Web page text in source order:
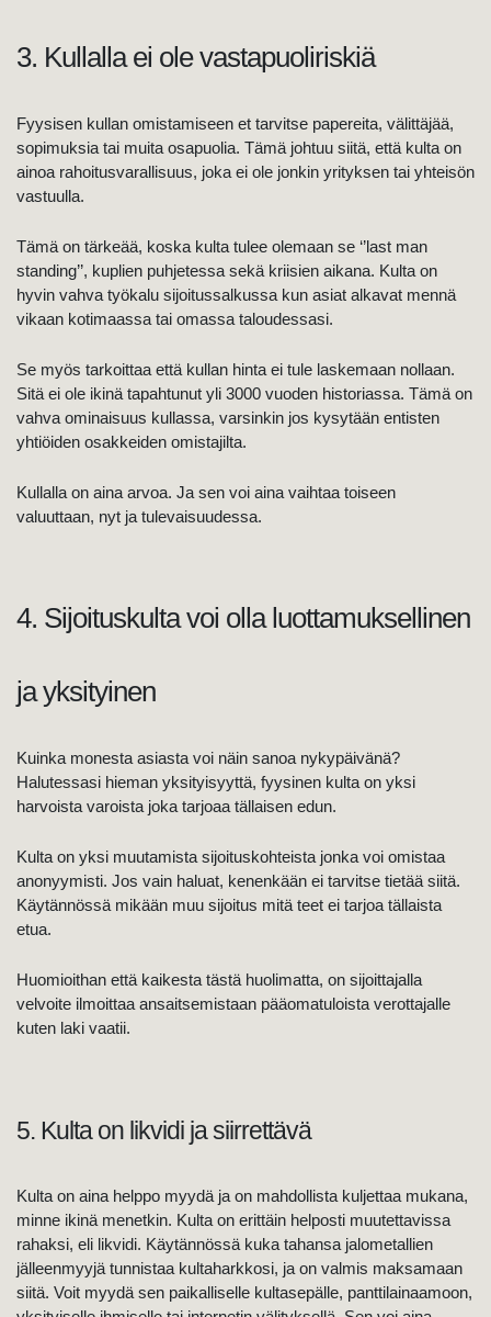
3. Kullalla ei ole vastapuoliriskiä
Fyysisen kullan omistamiseen et tarvitse papereita, välittäjää,
sopimuksia tai muita osapuolia. Tämä johtuu siitä, että kulta on
ainoa rahoitusvarallisuus, joka ei ole jonkin yrityksen tai yhteisön
vastuulla.
Tämä on tärkeää, koska kulta tulee olemaan se ‘’last man
standing’’, kuplien puhjetessa sekä kriisien aikana. Kulta on
hyvin vahva työkalu sijoitussalkussa kun asiat alkavat mennä
vikaan kotimaassa tai omassa taloudessasi.
Se myös tarkoittaa että kullan hinta ei tule laskemaan nollaan.
Sitä ei ole ikinä tapahtunut yli 3000 vuoden historiassa. Tämä on
vahva ominaisuus kullassa, varsinkin jos kysytään entisten
yhtiöiden osakkeiden omistajilta.
Kullalla on aina arvoa. Ja sen voi aina vaihtaa toiseen
valuuttaan, nyt ja tulevaisuudessa.
4. Sijoituskulta voi olla luottamuksellinen
ja yksityinen
Kuinka monesta asiasta voi näin sanoa nykypäivänä?
Halutessasi hieman yksityisyyttä, fyysinen kulta on yksi
harvoista varoista joka tarjoaa tällaisen edun.
Kulta on yksi muutamista sijoituskohteista jonka voi omistaa
anonyymisti. Jos vain haluat, kenenkään ei tarvitse tietää siitä.
Käytännössä mikään muu sijoitus mitä teet ei tarjoa tällaista
etua.
Huomioithan että kaikesta tästä huolimatta, on sijoittajalla
velvoite ilmoittaa ansaitsemistaan pääomatuloista verottajalle
kuten laki vaatii.
5. Kulta on likvidi ja siirrettävä
Kulta on aina helppo myydä ja on mahdollista kuljettaa mukana,
minne ikinä menetkin. Kulta on erittäin helposti muutettavissa
rahaksi, eli likvidi. Käytännössä kuka tahansa jalometallien
jälleenmyyjä tunnistaa kultaharkkosi, ja on valmis maksamaan
siitä. Voit myydä sen paikalliselle kultasepälle, panttilainaamoon,